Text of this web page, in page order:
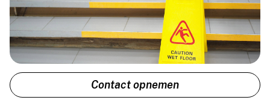
Contact opnemen